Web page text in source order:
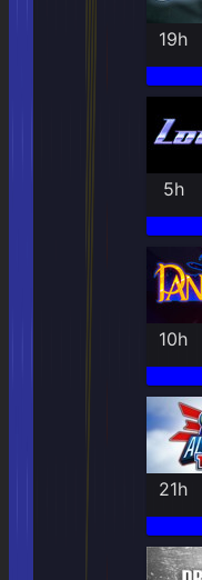
19h
5h
10h
21h